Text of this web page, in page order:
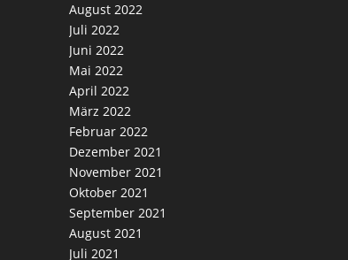
August 2022
Juli 2022
Juni 2022
Mai 2022
April 2022
März 2022
Februar 2022
Dezember 2021
November 2021
Oktober 2021
September 2021
August 2021
Juli 2021